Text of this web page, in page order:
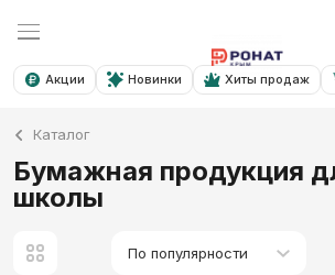
Акции Новинки Хиты продаж
Каталог
Бумажная продукция
школы
По популярности